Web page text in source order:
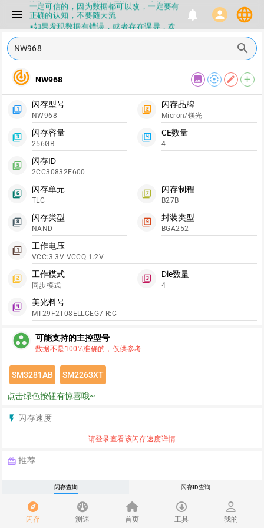
menu
一定可信的，因为数据都可以改，一定要有
正确的认知，不要随大流
▪如果发现数据有错误，或者存在误导，欢
迎积极反馈，Flashinfo尽量维护最正确的
指导性数据
▪兄弟们没事不要乱下载量产工具，过分了
下载服务会暂停一段时间才能恢复
▪Flashinfo提供的所有数据仅供参考，DIY
本来就有不确定性，任何第三方工具提供的
数据都不要100%相信，包括量产工具都不
一定可信的，因为数据都可以改，一定要有
正确的认知，不要随大流
▪如果发现数据有错误，或者存在误导，欢
迎积极反馈，Flashinfo尽量维护最正确的
指导性数据
▪Flashinfo APP更新技术规格和量产工具标
签啦，使用更加丝滑，快点击下载吧
notifications person language
闪存 测速 首页 工具 我的
search
track_changes NW968 image filter_tilt_shift edit add
filter_1
闪存型号
NW968
filter_2
闪存品牌
Micron/镁光
filter_3
闪存容量
256GB
filter_4
CE数量
4
filter_5
闪存ID
2CC30832E600
filter_6
闪存单元
TLC
filter_7
闪存制程
B27B
filter_8
闪存类型
NAND
filter_9
封装类型
BGA252
filter_1
工作电压
VCC:3.3V VCCQ:1.2V
filter_2
工作模式
同步模式
filter_3
Die数量
4
filter_4
美光料号
MT29F2T08ELLCEG7-R:C
group_work 可能支持的主控型号
数据不是100%准确的，仅供参考
SM3281AB SM2263XT
点击绿色按钮有惊喜哦~
flash_on 闪存速度
请登录查看该闪存速度详情
redeem 推荐
翼浪数码淘宝店首页
闪存查询 闪存ID查询